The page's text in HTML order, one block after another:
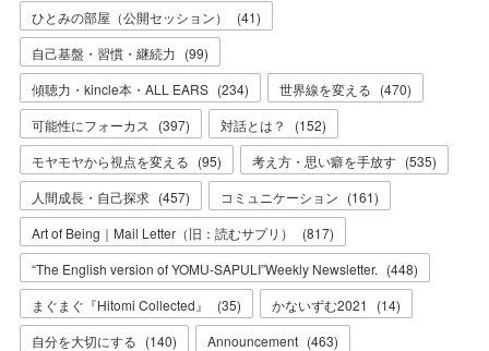
ひとみの部屋（公開セッション）
(41)
自己基盤・習慣・継続力 (99)
傾聴力・kincle本・ALL EARS (234) 世界線を変える (470)
可能性にフォーカス
(397) 対話とは？ (152)
モヤモヤから視点を変える (95) 考え方・思い癖を手放す (535)
人間成長・自己探求 (457) コミュニケーション (161)
Art of Being｜Mail Letter（旧：読むサプリ）
(817)
“The English version of YOMU-SAPULI”Weekly Newsletter. (448)
まぐまぐ『Hitomi Collected』
(35) かないずむ2021 (14)
自分を大切にする (140) Announcement (463)